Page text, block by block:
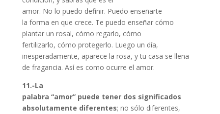
amor. No lo puedo definir. Puedo enseñarte
la forma en que crece. Te puedo enseñar cómo
plantar un rosal, cómo regarlo, cómo
fertilizarlo, cómo protegerlo. Luego un día,
inesperadamente, aparece la rosa, y tu casa se llena
de fragancia. Así es como ocurre el amor.
11.-La
palabra “amor” puede tener dos significados
absolutamente diferentes; no sólo diferentes,